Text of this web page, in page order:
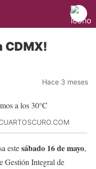
CDMX!
Hace 3 meses
estesábado 16 de mayo,
Gestión Integral de